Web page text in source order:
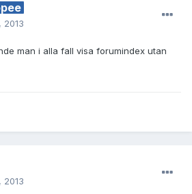
2013
man i alla fall visa forumindex utan
2013